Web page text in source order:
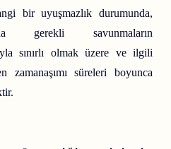
bir uyuşmazlık durumunda,
gerekli savunmaların
sınırlı olmak üzere ve ilgili
zamanaşımı süreleri boyunca